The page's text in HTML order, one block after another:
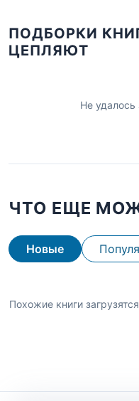
ПОДБОРКИ
ЦЕПЛЯЮТ
Не удалось
ЧТО ЕЩЕ
Новые
Похожие книги